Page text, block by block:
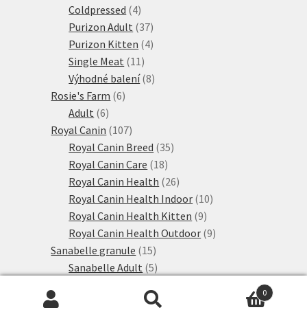
produktů
Coldpressed 44
produkty
Purizon Adult 3737
produktů
Purizon Kitten 44
Single Meat 11 11
produktů
Výhodné balení 88
Rosie's Farm 66
Adult 66
produktů
Royal Canin 107107
produktů
Royal Canin Breed 3535
Royal Canin Care 1818
produktů
Royal Canin Health 2626
produktů
Royal Canin Health Indoor 1010
Royal Canin Health Kitten 99
produktů
Royal Canin Health Outdoor 99
Sanabelle granule 1515
produktů
Sanabelle Adult 55
produkt
Sanabelle Senior 11
0